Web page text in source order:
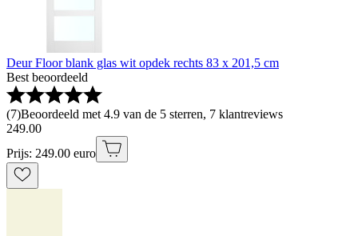
Deur Floor blank glas wit opdek rechts 83 x 201,5 cm
Best beoordeeld
(7)Beoordeeld met 4.9 van de 5 sterren, 7 klantreviews
249.00
Prijs: 249.00 euro